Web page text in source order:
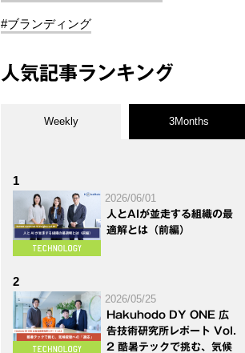
#ブランディング
人気記事ランキング
Weekly 3Months
1
2026/06/01
人とAIが並走する組織の最
適解とは（前編）
2
2026/05/25
Hakuhodo DY ONE 広
告技術研究所レポート Vol.
2 酷暑テックで挑む、気候